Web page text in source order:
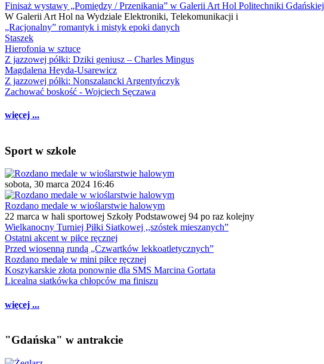
Finisaż wystawy „Pomiędzy / Przenikania” w Galerii Art Hol Politechniki Gdańskiej
W Galerii Art Hol na Wydziale Elektroniki, Telekomunikacji i
„Racjonalny” romantyk i mistyk epoki danych
Staszek
Hierofonia w sztuce
Z jazzowej półki: Dziki geniusz – Charles Mingus
Magdalena Heyda-Usarewicz
Z jazzowej półki: Nonszalancki Argentyńczyk
Zachować boskość - Wojciech Sęczawa
więcej ...
Sport w szkole
sobota, 30 marca 2024 16:46
Rozdano medale w wioślarstwie halowym
22 marca w hali sportowej Szkoły Podstawowej 94 po raz kolejny
Wielkanocny Turniej Piłki Siatkowej ,,szóstek mieszanych”
Ostatni akcent w piłce ręcznej
Przed wiosenną rundą „Czwartków lekkoatletycznych”
Rozdano medale w mini piłce ręcznej
Koszykarskie złota ponownie dla SMS Marcina Gortata
Licealna siatkówka chłopców ma finiszu
więcej ...
"Gdańska" w antrakcie